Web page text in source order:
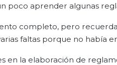
poco aprender algunas
completo, pero
faltas porque no había
en la elaboración de